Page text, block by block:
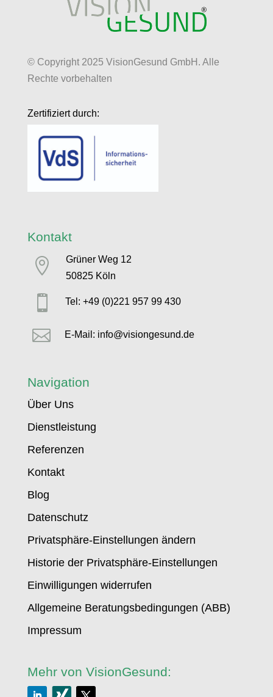
© Copyright 2025 VisionGesund GmbH. Alle
Rechte vorbehalten
Zertifiziert durch:
Kontakt

Grüner Weg 12
50825 Köln
 Tel: +49 (0)221 957 99 430
 E-Mail: info@visiongesund.de
Navigation
Über Uns
Dienstleistung
Referenzen
Kontakt
Blog
Datenschutz
Privatsphäre-Einstellungen ändern
Historie der Privatsphäre-Einstellungen
Einwilligungen widerrufen
Allgemeine Beratungsbedingungen (ABB)
Impressum
Mehr von VisionGesund: